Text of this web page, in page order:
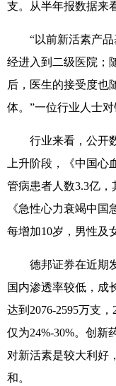
支。从半年报数据来
“以前新活素产
经进入到二级医院；
后，医生的接受度也
体。”一位行业人士对
行业来看，公开
上升阶段，《中国心
管病患者人数3.3亿，
《急性心力衰竭中国
每增加10岁，男性及
德邦证券在近期
国内渗透率较低，成
达到2076-2595万支
仅为24%-30%。创新
对新活素是较大利好
和。